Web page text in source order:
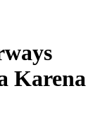
Karena